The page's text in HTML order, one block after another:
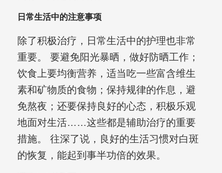
日常生活中的注意事项
除了积极治疗，日常生活中的护理也非常
重要。 要避免阳光暴晒，做好防晒工作；
饮食上要均衡营养，适当吃一些富含维生
素和矿物质的食物；保持规律的作息，避
免熬夜；还要保持良好的心态，积极乐观
地面对生活……这些都是辅助治疗的重要
措施。 往深了说，良好的生活习惯对白斑
的恢复，能起到事半功倍的效果。